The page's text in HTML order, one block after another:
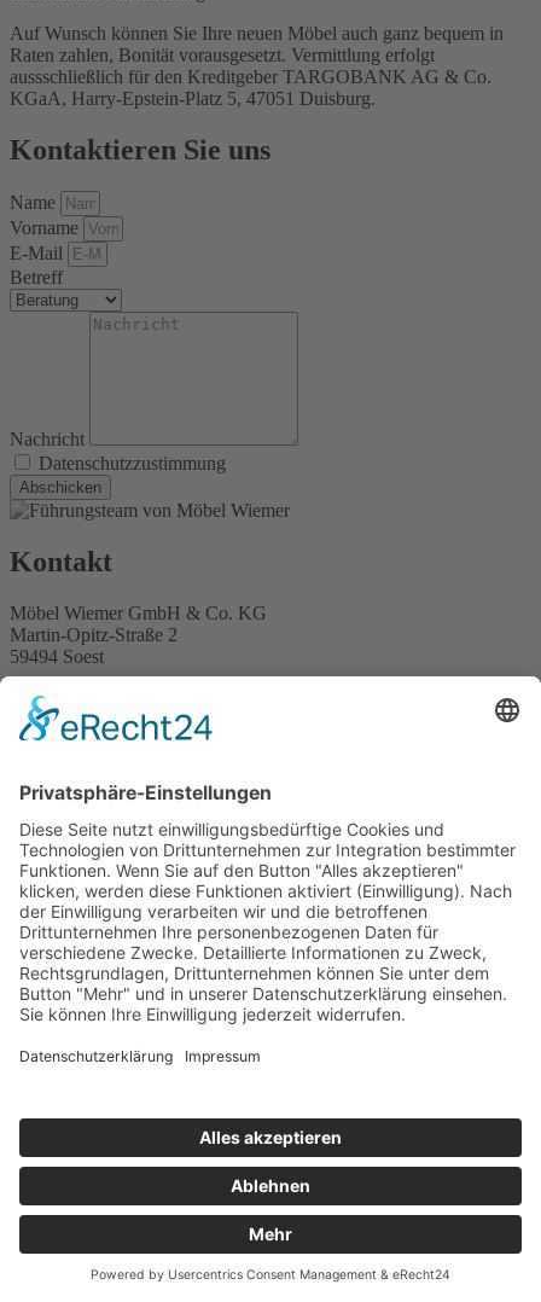
Auf Wunsch können Sie Ihre neuen Möbel auch ganz bequem in
Raten zahlen, Bonität vorausgesetzt. Vermittlung erfolgt
aussschließlich für den Kreditgeber TARGOBANK AG & Co.
KGaA, Harry-Epstein-Platz 5, 47051 Duisburg.
Kontaktieren Sie uns
Name
Vorname
E-Mail
Betreff
Nachricht
Datenschutzzustimmung
Abschicken
Kontakt
Möbel Wiemer GmbH & Co. KG
Martin-Opitz-Straße 2
59494 Soest
Telefon:02921 9670-0
Telefax:02921 77011
E-Mail:info@moebel-wiemer.de
Öffnungszeiten
Montag – Freitag 10 – 19 Uhr
Samstag 9 – 18 Uhr
Team
Folgen Sie uns